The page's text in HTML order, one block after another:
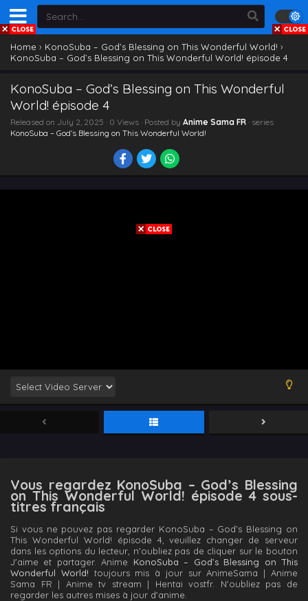
Home › KonoSuba – God’s Blessing on This Wonderful World! ›
KonoSuba – God’s Blessing on This Wonderful World! épisode 4
KonoSuba – God’s Blessing on This Wonderful
World! épisode 4
Released on July 2, 2025 · 0 Views · Posted by Anime Sama FR · series
KonoSuba – God’s Blessing on This Wonderful World!
Vous regardez KonoSuba – God’s Blessing
on This Wonderful World! épisode 4 sous-
titres français
Si vous ne pouvez pas regarder KonoSuba – God’s Blessing on
This Wonderful World! épisode 4, veuillez changer de serveur
dans les options du lecteur, n'oubliez pas de cliquer sur le bouton
J'aime et partager. Anime KonoSuba – God’s Blessing on This
Wonderful World! toujours mis à jour sur AnimeSama | Anime
Sama FR | Anime tv stream | Hentai vostfr. N'oubliez pas de
regarder les autres mises à jour d'anime.